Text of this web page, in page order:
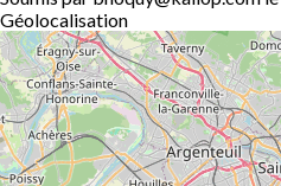
Géolocalisation